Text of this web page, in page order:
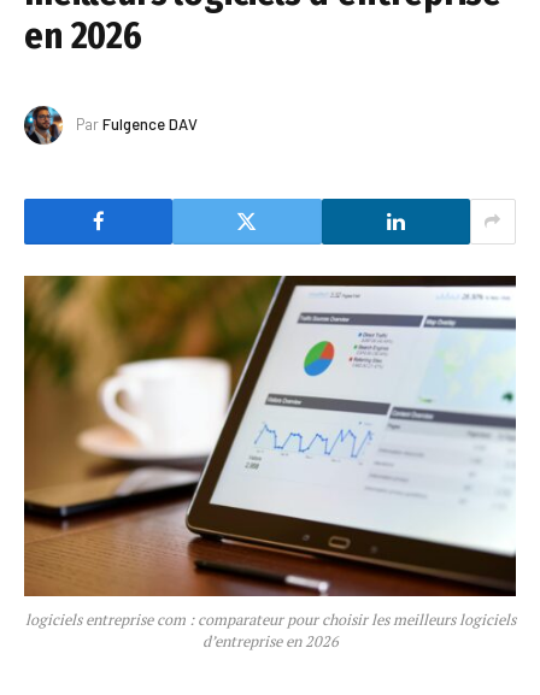
en 2026
ParFulgence DAV
logiciels entreprise com : comparateur pour choisir les meilleurs logiciels
d’entreprise en 2026